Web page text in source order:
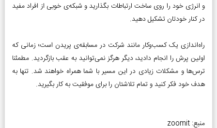
و انرژی خود را روی ساخت ارتباطات بگذارید و شبکه‌ی خوبی از افراد مفید
در کنار خودتان تشکیل دهید.
راه‌اندازی یک کسب‌و‌کار مانند شرکت در مسابقه‌ی پریدن است؛ زمانی که
اولین پرش را انجام دادید، دیگر هرگز نمی‌توانید به عقب بازگردید. مطمئنا
ترس‌ها و مشکلات زیادی در این مسیر با شما همراه خواهند شد. تنها به
هدف خود فکر کنید و تمام تلاشتان را برای موفقیت به کار بگیرید.
منبع: zoomit